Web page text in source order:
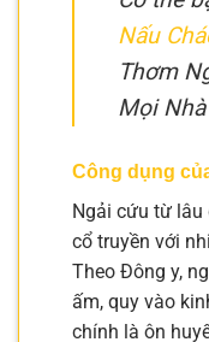
Nấu
Thơm
Mọi Nhà
Công dụng
Ngải cứu từ
cổ truyền với
Theo Đông y,
ấm, quy vào
chính là ôn